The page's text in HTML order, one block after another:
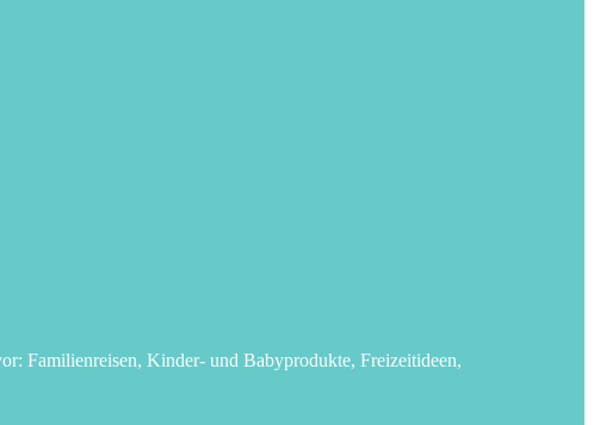
Familienreisen, Kinder- und Babyprodukte, Freizeitideen,